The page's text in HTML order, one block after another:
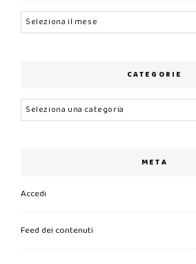
Archivi
CATEGORIE
Categorie
META
Accedi
Feed dei contenuti